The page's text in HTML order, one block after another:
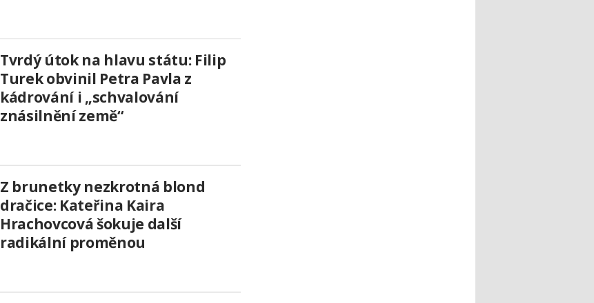
Tvrdý útok na hlavu státu: Filip
Turek obvinil Petra Pavla z
kádrování i „schvalování
znásilnění země“
Z brunetky nezkrotná blond
dračice: Kateřina Kaira
Hrachovcová šokuje další
radikální proměnou